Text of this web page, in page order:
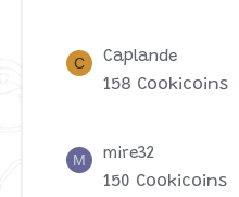
C Caplande
158 Cookicoins
M mire32
150 Cookicoins